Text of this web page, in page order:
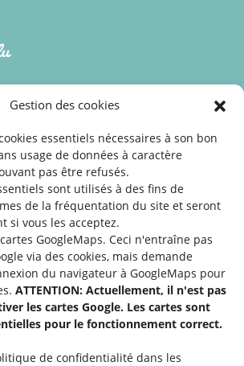
Gestion des cookies
essentiels nécessaires à son bon
usage de données à caractère
pas être refusés.
sont utilisés à des fins de
de la fréquentation du site et seront
si vous les acceptez.
GoogleMaps. Ceci n'entraîne pas
via des cookies, mais demande
du navigateur à GoogleMaps pour
ATTENTION: Actuellement, il n'est pas
les cartes Google. Les cartes sont
pour le fonctionnement correct.
de confidentialité dans les